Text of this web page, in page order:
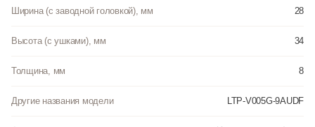
Ширина (с заводной головкой), мм 28
Высота (с ушками), мм 34
Толщина, мм 8
Другие названия модели LTP-V005G-9AUDF